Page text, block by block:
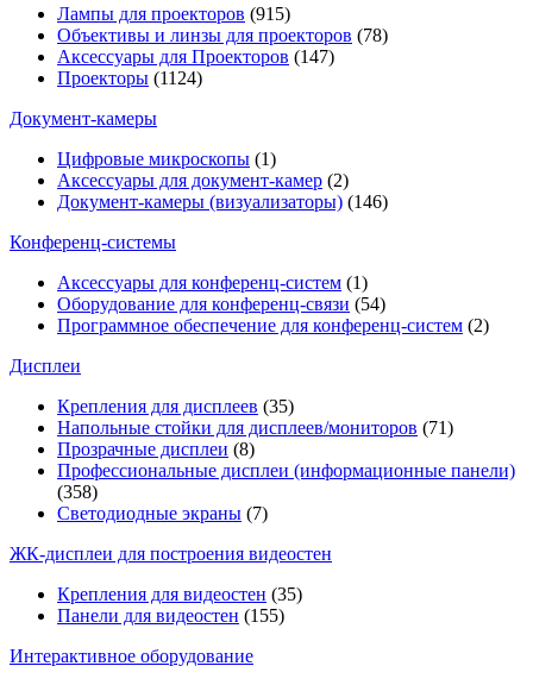
Лампы для проекторов (915)
Объективы и линзы для проекторов (78)
Аксессуары для Проекторов (147)
Проекторы (1124)
Документ-камеры
Цифровые микроскопы (1)
Аксессуары для документ-камер (2)
Документ-камеры (визуализаторы) (146)
Конференц-системы
Аксессуары для конференц-систем (1)
Оборудование для конференц-связи (54)
Программное обеспечение для конференц-систем (2)
Дисплеи
Крепления для дисплеев (35)
Напольные стойки для дисплеев/мониторов (71)
Прозрачные дисплеи (8)
Профессиональные дисплеи (информационные панели)
(358)
Светодиодные экраны (7)
ЖК-дисплеи для построения видеостен
Крепления для видеостен (35)
Панели для видеостен (155)
Интерактивное оборудование